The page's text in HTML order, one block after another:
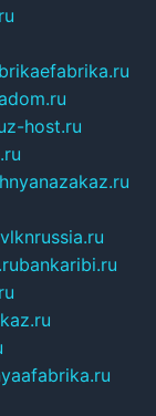
z-host.ru
vlknrussia.ru
bankaribi.ru